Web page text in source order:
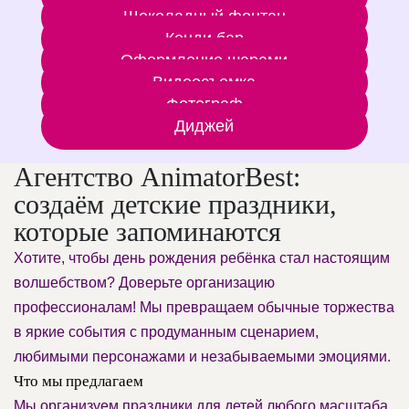
Шоколадный фонтан
Кенди бар
Оформление шарами
Видеосъемка
Фотограф
Диджей
Агентство AnimatorBest:
создаём детские праздники,
которые запоминаются
Хотите, чтобы день рождения ребёнка стал настоящим
волшебством? Доверьте организацию
профессионалам! Мы превращаем обычные торжества
в яркие события с продуманным сценарием,
любимыми персонажами и незабываемыми эмоциями.
Что мы предлагаем
Мы организуем праздники для детей любого масштаба